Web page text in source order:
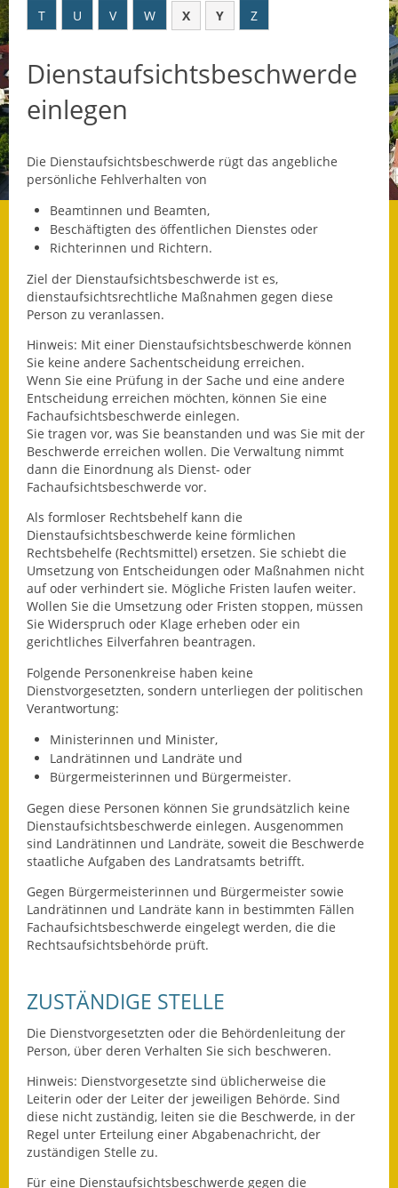
Datenschutz
Datenschutz im
Steueramt
Geschichte und
Gegenwart
Was die Alten noch
wussten!
Wagner-Werkstatt
Lärmaktionsplan
Leichte Sprache
Infos in Leichter Sprache
Mitteilungsblatt
Nachhaltigkeitsbericht
Notfallplanung
Ortsplan
Schadensmeldung
Straßenbau
Kreisstraße
Umleitungsplan
Ausweichfahrplan
Buslinie 168
Stellenausschreibungen
Zahlen und Fakten
Bauhof Notzingen
Behördenadressen
Beratungsstellen im
Landkreis
Dienstleistungen
Formulare
T
U V W X Y Z
Dienstaufsichtsbeschwerde
einlegen
Die Dienstaufsichtsbeschwerde rügt das angebliche
persönliche Fehlverhalten von
Beamtinnen und Beamten,
Beschäftigten des öffentlichen Dienstes oder
Richterinnen und Richtern.
Ziel der Dienstaufsichtsbeschwerde ist es,
dienstaufsichtsrechtliche Maßnahmen gegen diese
Person zu veranlassen.
Hinweis: Mit einer Dienstaufsichtsbeschwerde können
Sie keine andere Sachentscheidung erreichen.
Wenn Sie eine Prüfung in der Sache und eine andere
Entscheidung erreichen möchten, können Sie eine
Fachaufsichtsbeschwerde einlegen.
Sie tragen vor, was Sie beanstanden und was Sie mit der
Beschwerde erreichen wollen. Die Verwaltung nimmt
dann die Einordnung als Dienst- oder
Fachaufsichtsbeschwerde vor.
Als formloser Rechtsbehelf kann die
Dienstaufsichtsbeschwerde keine förmlichen
Rechtsbehelfe (Rechtsmittel) ersetzen. Sie schiebt die
Umsetzung von Entscheidungen oder Maßnahmen nicht
auf oder verhindert sie. Mögliche Fristen laufen weiter.
Wollen Sie die Umsetzung oder Fristen stoppen, müssen
Sie Widerspruch oder Klage erheben oder ein
gerichtliches Eilverfahren beantragen.
Folgende Personenkreise haben keine
Dienstvorgesetzten, sondern unterliegen der politischen
Verantwortung:
Ministerinnen und Minister,
Landrätinnen und Landräte und
Bürgermeisterinnen und Bürgermeister.
Gegen diese Personen können Sie grundsätzlich keine
Dienstaufsichtsbeschwerde einlegen. Ausgenommen
sind Landrätinnen und Landräte, soweit die Beschwerde
staatliche Aufgaben des Landratsamts betrifft.
Gegen Bürgermeisterinnen und Bürgermeister sowie
Landrätinnen und Landräte kann in bestimmten Fällen
Fachaufsichtsbeschwerde eingelegt werden, die die
Rechtsaufsichtsbehörde prüft.
ZUSTÄNDIGE STELLE
Die Dienstvorgesetzten oder die Behördenleitung der
Person, über deren Verhalten Sie sich beschweren.
Hinweis: Dienstvorgesetzte sind üblicherweise die
Leiterin oder der Leiter der jeweiligen Behörde. Sind
diese nicht zuständig, leiten sie die Beschwerde, in der
Regel unter Erteilung einer Abgabenachricht, der
zuständigen Stelle zu.
Für eine Dienstaufsichtsbeschwerde gegen die